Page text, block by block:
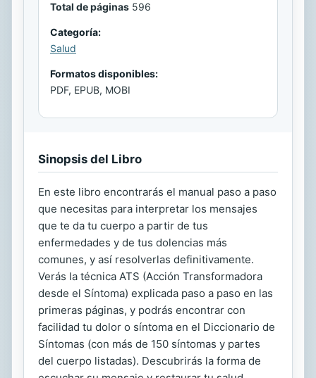
Total de páginas 596
Categoría:
Salud
Formatos disponibles:
PDF, EPUB, MOBI
Sinopsis del Libro
En este libro encontrarás el manual paso a paso
que necesitas para interpretar los mensajes
que te da tu cuerpo a partir de tus
enfermedades y de tus dolencias más
comunes, y así resolverlas definitivamente.
Verás la técnica ATS (Acción Transformadora
desde el Síntoma) explicada paso a paso en las
primeras páginas, y podrás encontrar con
facilidad tu dolor o síntoma en el Diccionario de
Síntomas (con más de 150 síntomas y partes
del cuerpo listadas). Descubrirás la forma de